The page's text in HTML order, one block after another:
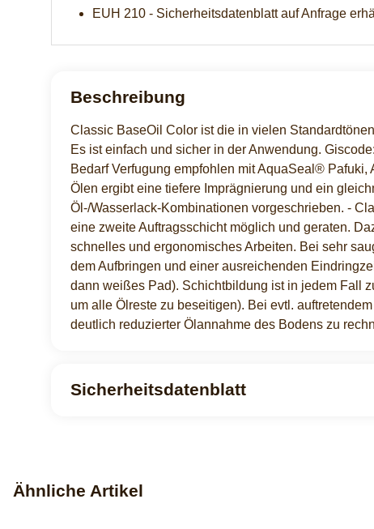
EUH 210 - Sicherheitsdatenblatt auf Anfrage
Beschreibung
Classic BaseOil Color ist die in vielen
Es ist einfach und sicher in der Anwendung.
Bedarf Verfugung empfohlen mit AquaSeal®
Ölen ergibt eine tiefere Imprägnierung und ein
Öl-/Wasserlack-Kombinationen vorgeschrieben. -
eine zweite Auftragsschicht möglich und geraten.
schnelles und ergonomisches Arbeiten. Bei sehr
dem Aufbringen und einer ausreichenden
dann weißes Pad). Schichtbildung ist in jedem Fall
um alle Ölreste zu beseitigen). Bei evtl.
deutlich reduzierter Ölannahme des Bodens zu
Sicherheitsdatenblatt
Ähnliche Artikel